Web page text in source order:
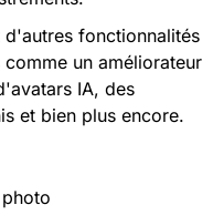
fonctionnalités
un améliorateur
IA, des
et bien plus encore.